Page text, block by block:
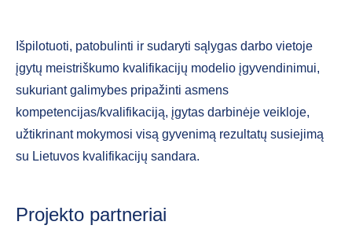
Išpilotuoti, patobulinti ir sudaryti sąlygas darbo vietoje
įgytų meistriškumo kvalifikacijų modelio įgyvendinimui,
sukuriant galimybes pripažinti asmens
kompetencijas/kvalifikaciją, įgytas darbinėje veikloje,
užtikrinant mokymosi visą gyvenimą rezultatų susiejimą
su Lietuvos kvalifikacijų sandara.
Projekto partneriai